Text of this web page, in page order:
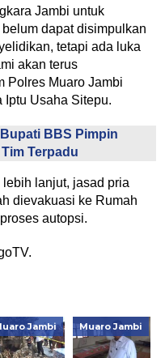
Jambi untuk
dapat disimpulkan
tetapi ada luka
akan terus
Polres Muaro Jambi
Iptu Usaha Sitepu.
BBS Pimpin
Terpadu
lanjut, jasad pria
dievakuasi ke Rumah
autopsi.
Jambi Muaro Jambi